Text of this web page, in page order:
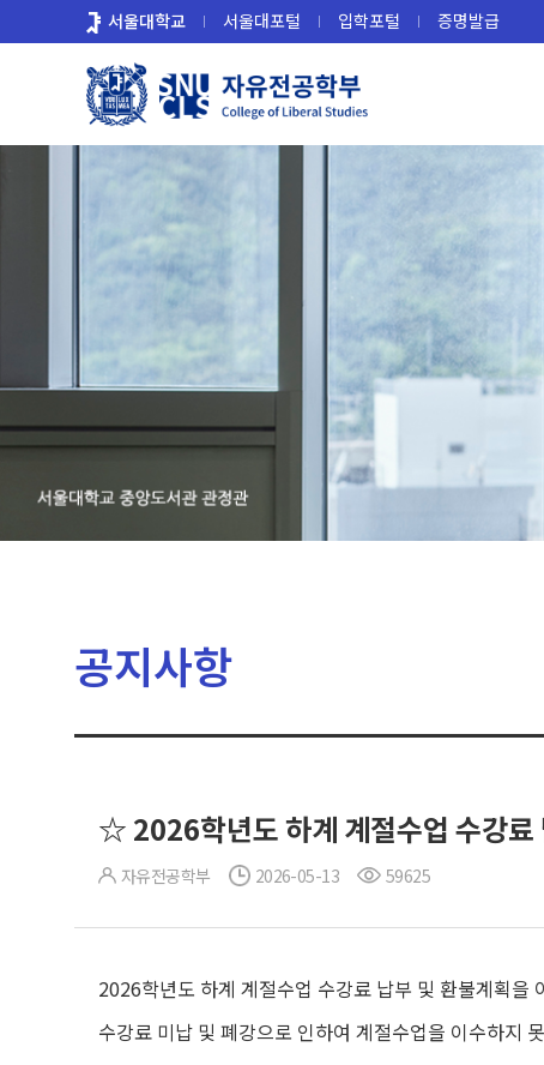
로
서울대학교 서울대포털 입학포털 증명발급
공지사항
☆ 2026학년도 하계 계절수업 수강료
자유전공학부 2026-05-13 59625
2026학년도 하계 계절수업 수강료 납부 및 환불계획을
수강료 미납 및 폐강으로 인하여 계절수업을 이수하지